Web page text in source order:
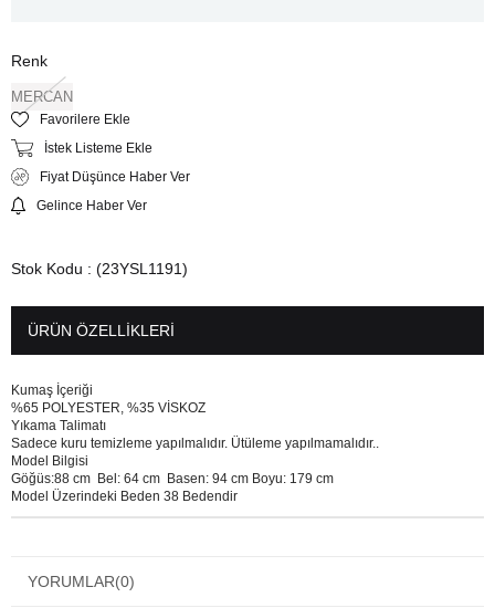
Renk
MERCAN
Favorilere Ekle
İstek Listeme Ekle
Fiyat Düşünce Haber Ver
Gelince Haber Ver
Stok Kodu (23YSL1191)
ÜRÜN ÖZELLIKLERI
Kumaş İçeriği
%65 POLYESTER, %35 VİSKOZ
Yıkama Talimatı
Sadece kuru temizleme yapılmalıdır. Ütüleme yapılmamalıdır..
Model Bilgisi
Göğüs:88 cm Bel: 64 cm Basen: 94 cm Boyu: 179 cm
Model Üzerindeki Beden 38 Bedendir
YORUMLAR(0)